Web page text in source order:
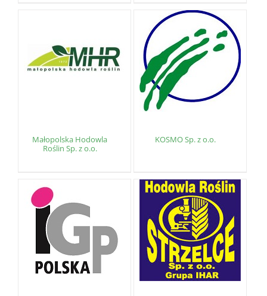
Małopolska Hodowla
Roślin Sp. z o.o.
KOSMO Sp. z o.o.